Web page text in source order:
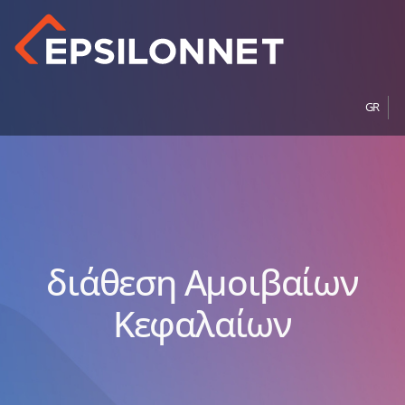
GR
διάθεση Αμοιβαίων
Κεφαλαίων